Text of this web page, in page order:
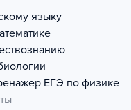
языку
ЕГЭ по физике